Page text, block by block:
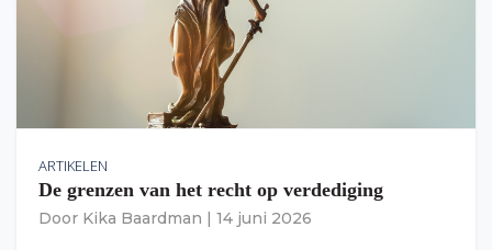
ARTIKELEN
De grenzen van het recht op verdediging
Door Kika Baardman 14 juni 2026